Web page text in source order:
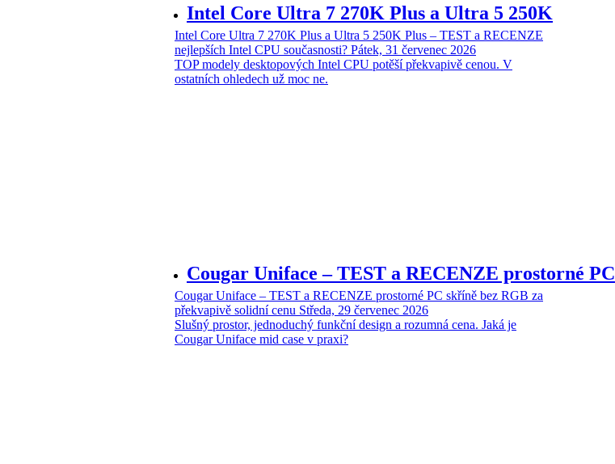
Intel Core Ultra 7 270K Plus a Ultra 5 250K
Intel Core Ultra 7 270K Plus a Ultra 5 250K Plus – TEST a RECENZE
nejlepších Intel CPU současnosti? Pátek, 31 červenec 2026
TOP modely desktopových Intel CPU potěší překvapivě cenou. V
ostatních ohledech už moc ne.
Cougar Uniface – TEST a RECENZE prostorné PC
Cougar Uniface – TEST a RECENZE prostorné PC skříně bez RGB za
překvapivě solidní cenu Středa, 29 červenec 2026
Slušný prostor, jednoduchý funkční design a rozumná cena. Jaká je
Cougar Uniface mid case v praxi?